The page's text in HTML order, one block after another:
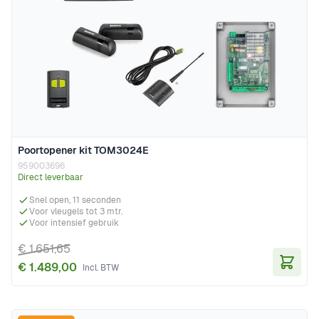
Poortopener kit TOM3024E
959003696
Direct leverbaar
Snel open, 11 seconden
Voor vleugels tot 3 mtr.
Voor intensief gebruik
€ 1.489,00
€ 1.651,65